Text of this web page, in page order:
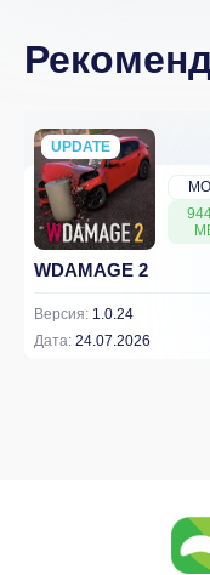
UPDATE
NEW
WDAMAGE 2
Версия: 1.0.24
Дата: 24.07.2026